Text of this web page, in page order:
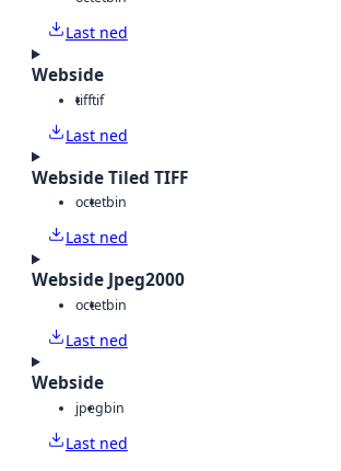
Last ned
Webside
tifftif
Last ned
Webside Tiled TIFF
octetbin
Last ned
Webside Jpeg2000
octetbin
Last ned
Webside
jpegbin
Last ned